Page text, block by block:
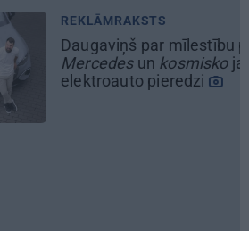
REKLĀMRAKSTS
Daugaviņš par mīlestību pret
Mercedesunkosmiskojaunā
elektroauto pieredzi